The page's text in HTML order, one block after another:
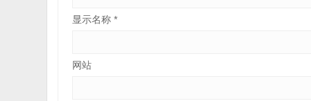
显示名称*
网站